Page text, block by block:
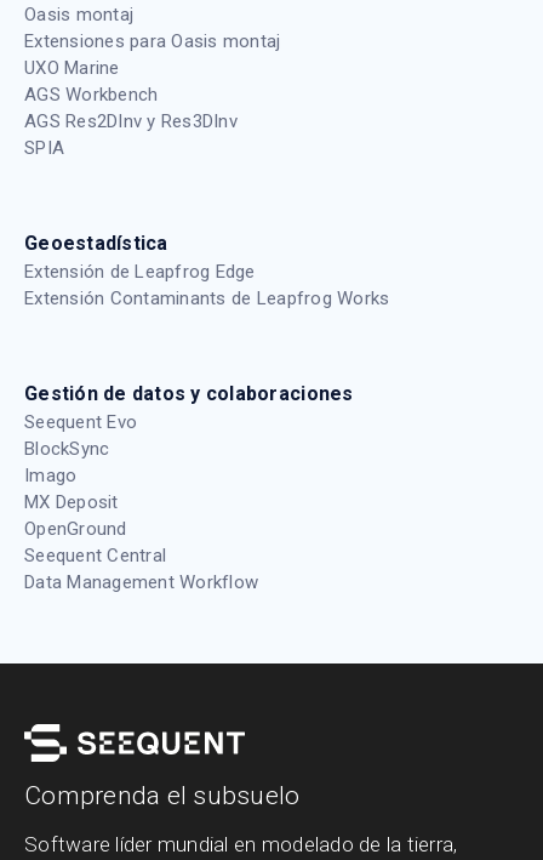
Oasis montaj
Extensiones para Oasis montaj
UXO Marine
AGS Workbench
AGS Res2DInv y Res3DInv
SPIA
Geoestadística
Extensión de Leapfrog Edge
Extensión Contaminants de Leapfrog Works
Gestión de datos y colaboraciones
Seequent Evo
BlockSync
Imago
MX Deposit
OpenGround
Seequent Central
Data Management Workflow
Comprenda el subsuelo
Software líder mundial en modelado de la tierra,